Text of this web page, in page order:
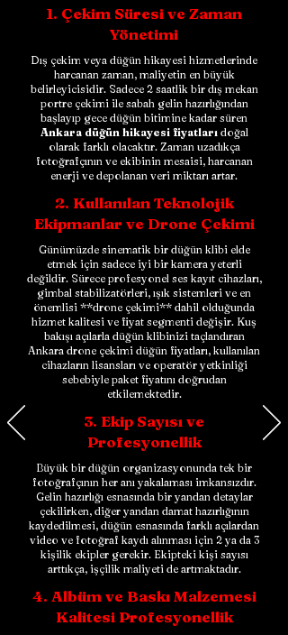
​1. Çekim Süresi ve Zaman
Yönetimi
Dış çekim veya düğün hikayesi hizmetlerinde
harcanan zaman, maliyetin en büyük
belirleyicisidir. Sadece 2 saatlik bir dış mekan
portre çekimi ile sabah gelin hazırlığından
başlayıp gece düğün bitimine kadar süren
Ankara düğün hikayesi fiyatlarıdoğal
olarak farklı olacaktır. Zaman uzadıkça
fotoğrafçının ve ekibinin mesaisi, harcanan
enerji ve depolanan veri miktarı artar.
2. Kullanılan Teknolojik
Ekipmanlar ve Drone Çekimi
Günümüzde sinematik bir düğün klibi elde
etmek için sadece iyi bir kamera yeterli
değildir. Sürece profesyonel ses kayıt cihazları,
gimbal stabilizatörleri, ışık sistemleri ve en
önemlisi **drone çekimi** dahil olduğunda
hizmet kalitesi ve fiyat segmenti değişir. Kuş
bakışı açılarla düğün klibinizi taçlandıran
Ankara drone çekimi düğün fiyatları, kullanılan
cihazların lisansları ve operatör yetkinliği
sebebiyle paket fiyatını doğrudan
etkilemektedir.
3. Ekip Sayısı ve
Profesyonellik
Büyük bir düğün organizasyonunda tek bir
fotoğrafçının her anı yakalaması imkansızdır.
Gelin hazırlığı esnasında bir yandan detaylar
çekilirken, diğer yandan damat hazırlığının
kaydedilmesi, düğün esnasında farklı açılardan
video ve fotoğraf kaydı alınması için 2 ya da 3
kişilik ekipler gerekir. Ekipteki kişi sayısı
arttıkça, işçilik maliyeti de artmaktadır.
4. Albüm ve Baskı Malzemesi
Kalitesi Profesyonellik